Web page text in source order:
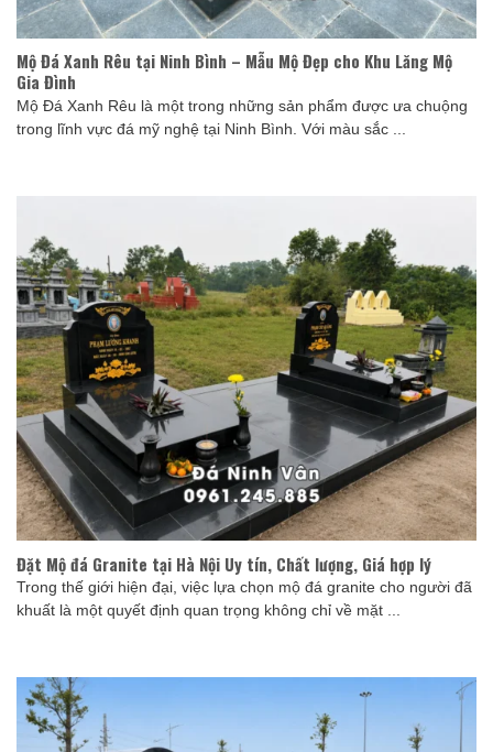
Mộ Đá Xanh Rêu tại Ninh Bình – Mẫu Mộ Đẹp cho Khu Lăng Mộ
Gia Đình
Mộ Đá Xanh Rêu là một trong những sản phẩm được ưa chuộng
trong lĩnh vực đá mỹ nghệ tại Ninh Bình. Với màu sắc ...
Đặt Mộ đá Granite tại Hà Nội Uy tín, Chất lượng, Giá hợp lý
Trong thế giới hiện đại, việc lựa chọn mộ đá granite cho người đã
khuất là một quyết định quan trọng không chỉ về mặt ...